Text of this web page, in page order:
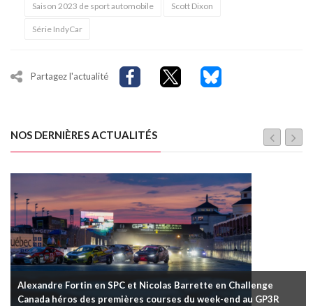
Saison 2023 de sport automobile Scott Dixon
Série IndyCar
Partagez l'actualité
NOS DERNIÈRES ACTUALITÉS
Alexandre Fortin en SPC et Nicolas Barrette en Challenge
Canada héros des premières courses du week-end au GP3R